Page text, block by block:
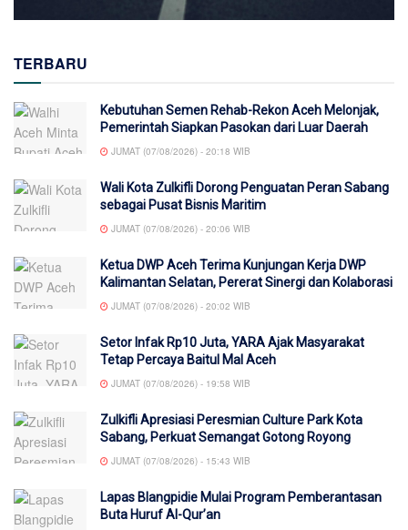
TERBARU
Kebutuhan Semen Rehab-Rekon Aceh Melonjak,
Pemerintah Siapkan Pasokan dari Luar Daerah
JUMAT (07/08/2026) - 20:18 WIB
Wali Kota Zulkifli Dorong Penguatan Peran Sabang
sebagai Pusat Bisnis Maritim
JUMAT (07/08/2026) - 20:06 WIB
Ketua DWP Aceh Terima Kunjungan Kerja DWP
Kalimantan Selatan, Pererat Sinergi dan Kolaborasi
JUMAT (07/08/2026) - 20:02 WIB
Setor Infak Rp10 Juta, YARA Ajak Masyarakat
Tetap Percaya Baitul Mal Aceh
JUMAT (07/08/2026) - 19:58 WIB
Zulkifli Apresiasi Peresmian Culture Park Kota
Sabang, Perkuat Semangat Gotong Royong
JUMAT (07/08/2026) - 15:43 WIB
Lapas Blangpidie Mulai Program Pemberantasan
Buta Huruf Al-Qur’an